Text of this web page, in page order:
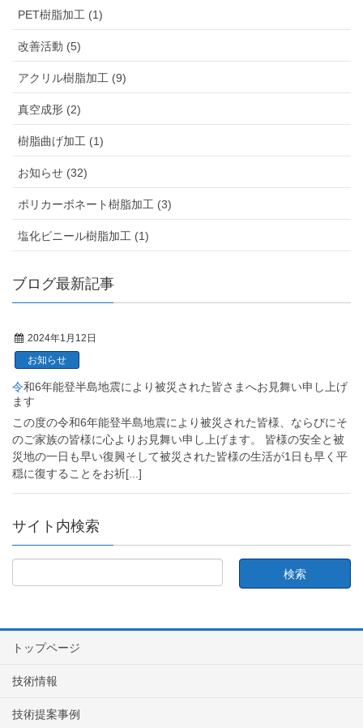
PET樹脂加工 (1)
改善活動 (5)
アクリル樹脂加工 (9)
真空成形 (2)
樹脂曲げ加工 (1)
お知らせ (32)
ポリカーボネート樹脂加工 (3)
塩化ビニール樹脂加工 (1)
ブログ最新記事
2024年1月12日
お知らせ
令和6年能登半島地震により被災された皆さまへお見舞い申し上げ
ます
この度の令和6年能登半島地震により被災された皆様、ならびにそ
のご家族の皆様に心よりお見舞い申し上げます。 皆様の安全と被
災地の一日も早い復興そして被災された皆様の生活が1日も早く平
穏に復することをお祈[...]
サイト内検索
トップページ
技術情報
技術提案事例